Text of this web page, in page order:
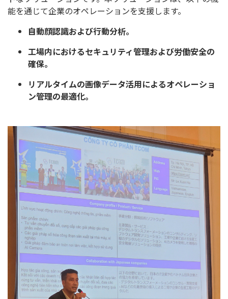
能を通じて企業のオペレーションを支援します。
自動顔認識および行動分析。
工場内におけるセキュリティ管理および労働安全の
確保。
リアルタイムの画像データ活用によるオペレーショ
ン管理の最適化。